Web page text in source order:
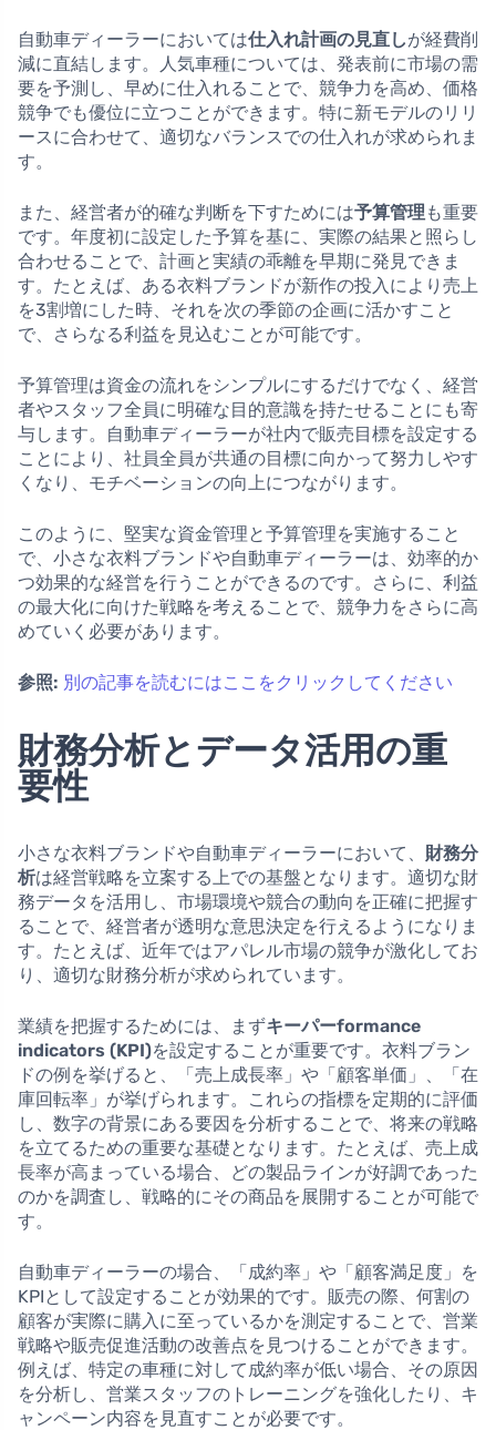
自動車ディーラーにおいては仕入れ計画の見直しが経費削
減に直結します。人気車種については、発表前に市場の需
要を予測し、早めに仕入れることで、競争力を高め、価格
競争でも優位に立つことができます。特に新モデルのリリ
ースに合わせて、適切なバランスでの仕入れが求められま
す。
また、経営者が的確な判断を下すためには予算管理 も重要
です。年度初に設定した予算を基に、実際の結果と照らし
合わせることで、計画と実績の乖離を早期に発見できま
す。たとえば、ある衣料ブランドが新作の投入により売上
を3割増にした時、それを次の季節の企画に活かすこと
で、さらなる利益を見込むことが可能です。
予算管理は資金の流れをシンプルにするだけでなく、経営
者やスタッフ全員に明確な目的意識を持たせることにも寄
与します。自動車ディーラーが社内で販売目標を設定する
ことにより、社員全員が共通の目標に向かって努力しやす
くなり、モチベーションの向上につながります。
このように、堅実な資金管理と予算管理を実施すること
で、小さな衣料ブランドや自動車ディーラーは、効率的か
つ効果的な経営を行うことができるのです。さらに、利益
の最大化に向けた戦略を考えることで、競争力をさらに高
めていく必要があります。
参照: 別の記事を読むにはここをクリックしてください
財務分析とデータ活用の重
要性
小さな衣料ブランドや自動車ディーラーにおいて、 財務分
析は経営戦略を立案する上での基盤となります。適切な財
務データを活用し、市場環境や競合の動向を正確に把握す
ることで、経営者が透明な意思決定を行えるようになりま
す。たとえば、近年ではアパレル市場の競争が激化してお
り、適切な財務分析が求められています。
業績を把握するためには、まずキーパーformance
indicators (KPI)を設定することが重要です。衣料ブラン
ドの例を挙げると、「売上成長率」や「顧客単価」、「在
庫回転率」が挙げられます。これらの指標を定期的に評価
し、数字の背景にある要因を分析することで、将来の戦略
を立てるための重要な基礎となります。たとえば、売上成
長率が高まっている場合、どの製品ラインが好調であった
のかを調査し、戦略的にその商品を展開することが可能で
す。
自動車ディーラーの場合、「成約率」や「顧客満足度」を
KPIとして設定することが効果的です。販売の際、何割の
顧客が実際に購入に至っているかを測定することで、営業
戦略や販売促進活動の改善点を見つけることができます。
例えば、特定の車種に対して成約率が低い場合、その原因
を分析し、営業スタッフのトレーニングを強化したり、キ
ャンペーン内容を見直すことが必要です。